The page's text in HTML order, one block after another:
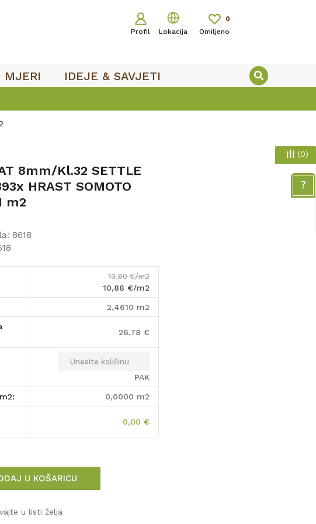
Profil Lokacija Omiljeno
0
MJERI IDEJE & SAVJETI
8mm/Kl.32 SETTLE
HRAST SOMOTO
m2
8618
13,60 €/m2
10,88 €/m2
2,4610 m2
26,78 €
PAK
0,0000 m2
0,00 €
U KOŠARICU
u listi želja
(0)